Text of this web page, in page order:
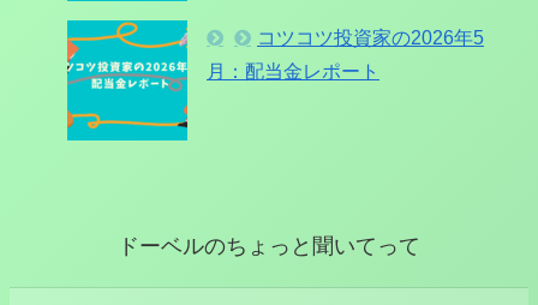
コツコツ投資家の2026年5
月：配当金レポート
ドーベルのちょっと聞いてって